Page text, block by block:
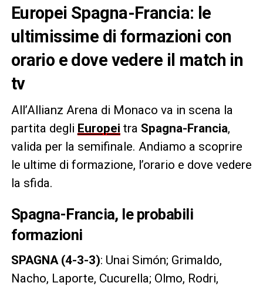
Europei Spagna-Francia: le
ultimissime di formazioni con
orario e dove vedere il match in
tv
All’Allianz Arena di Monaco va in scena la
partita degli Europei tra Spagna-Francia,
valida per la semifinale. Andiamo a scoprire
le ultime di formazione, l’orario e dove vedere
la sfida.
Spagna-Francia, le probabili
formazioni
SPAGNA (4-3-3): Unai Simón; Grimaldo,
Nacho, Laporte, Cucurella; Olmo, Rodri,